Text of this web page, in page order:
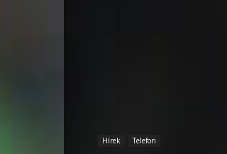
Hírek Telefon